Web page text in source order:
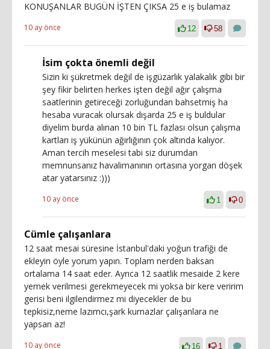
KONUŞANLAR BUGÜN İŞTEN ÇIKSA 25 e iş bulamaz
10 ay önce 12 58
İsim çokta önemli değil
Sizin ki şükretmek değil de işgüzarlık yalakalık gibi bir
şey fikir belirten herkes işten değil ağır çalışma
saatlerinin getireceği zorluğundan bahsetmiş ha
hesaba vuracak olursak dışarda 25 e iş buldular
diyelim burda alınan 10 bin TL fazlası olsun çalışma
kartları iş yükünün ağırlığının çok altında kalıyor.
Aman tercih meselesi tabi siz durumdan
memnunsanız havalimanının ortasına yorgan döşek
atar yatarsınız :)))
10 ay önce 1 0
Cümle çalışanlara
12 saat mesai süresine İstanbul'daki yoğun trafiği de
ekleyin öyle yorum yapın. Toplam nerden baksan
ortalama 14 saat eder. Ayrıca 12 saatlik mesaide 2 kere
yemek verilmesi gerekmeyecek mi yoksa bir kere veririm
gerisi beni ilgilendirmez mi diyecekler de bu
tepkisiz,neme lazımcı,şark kurnazlar çalışanlara ne
yapsan az!
10 ay önce 16 1